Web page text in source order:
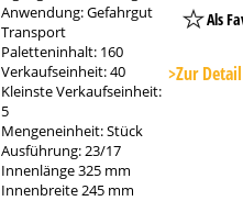
Anwendung: Gefahrgut
Transport
Paletteninhalt: 160
Verkaufseinheit: 40
Kleinste Verkaufseinheit:
5
Mengeneinheit: Stück
Ausführung: 23/17
Innenlänge 325 mm
Innenbreite 245 mm
Als
>Zur